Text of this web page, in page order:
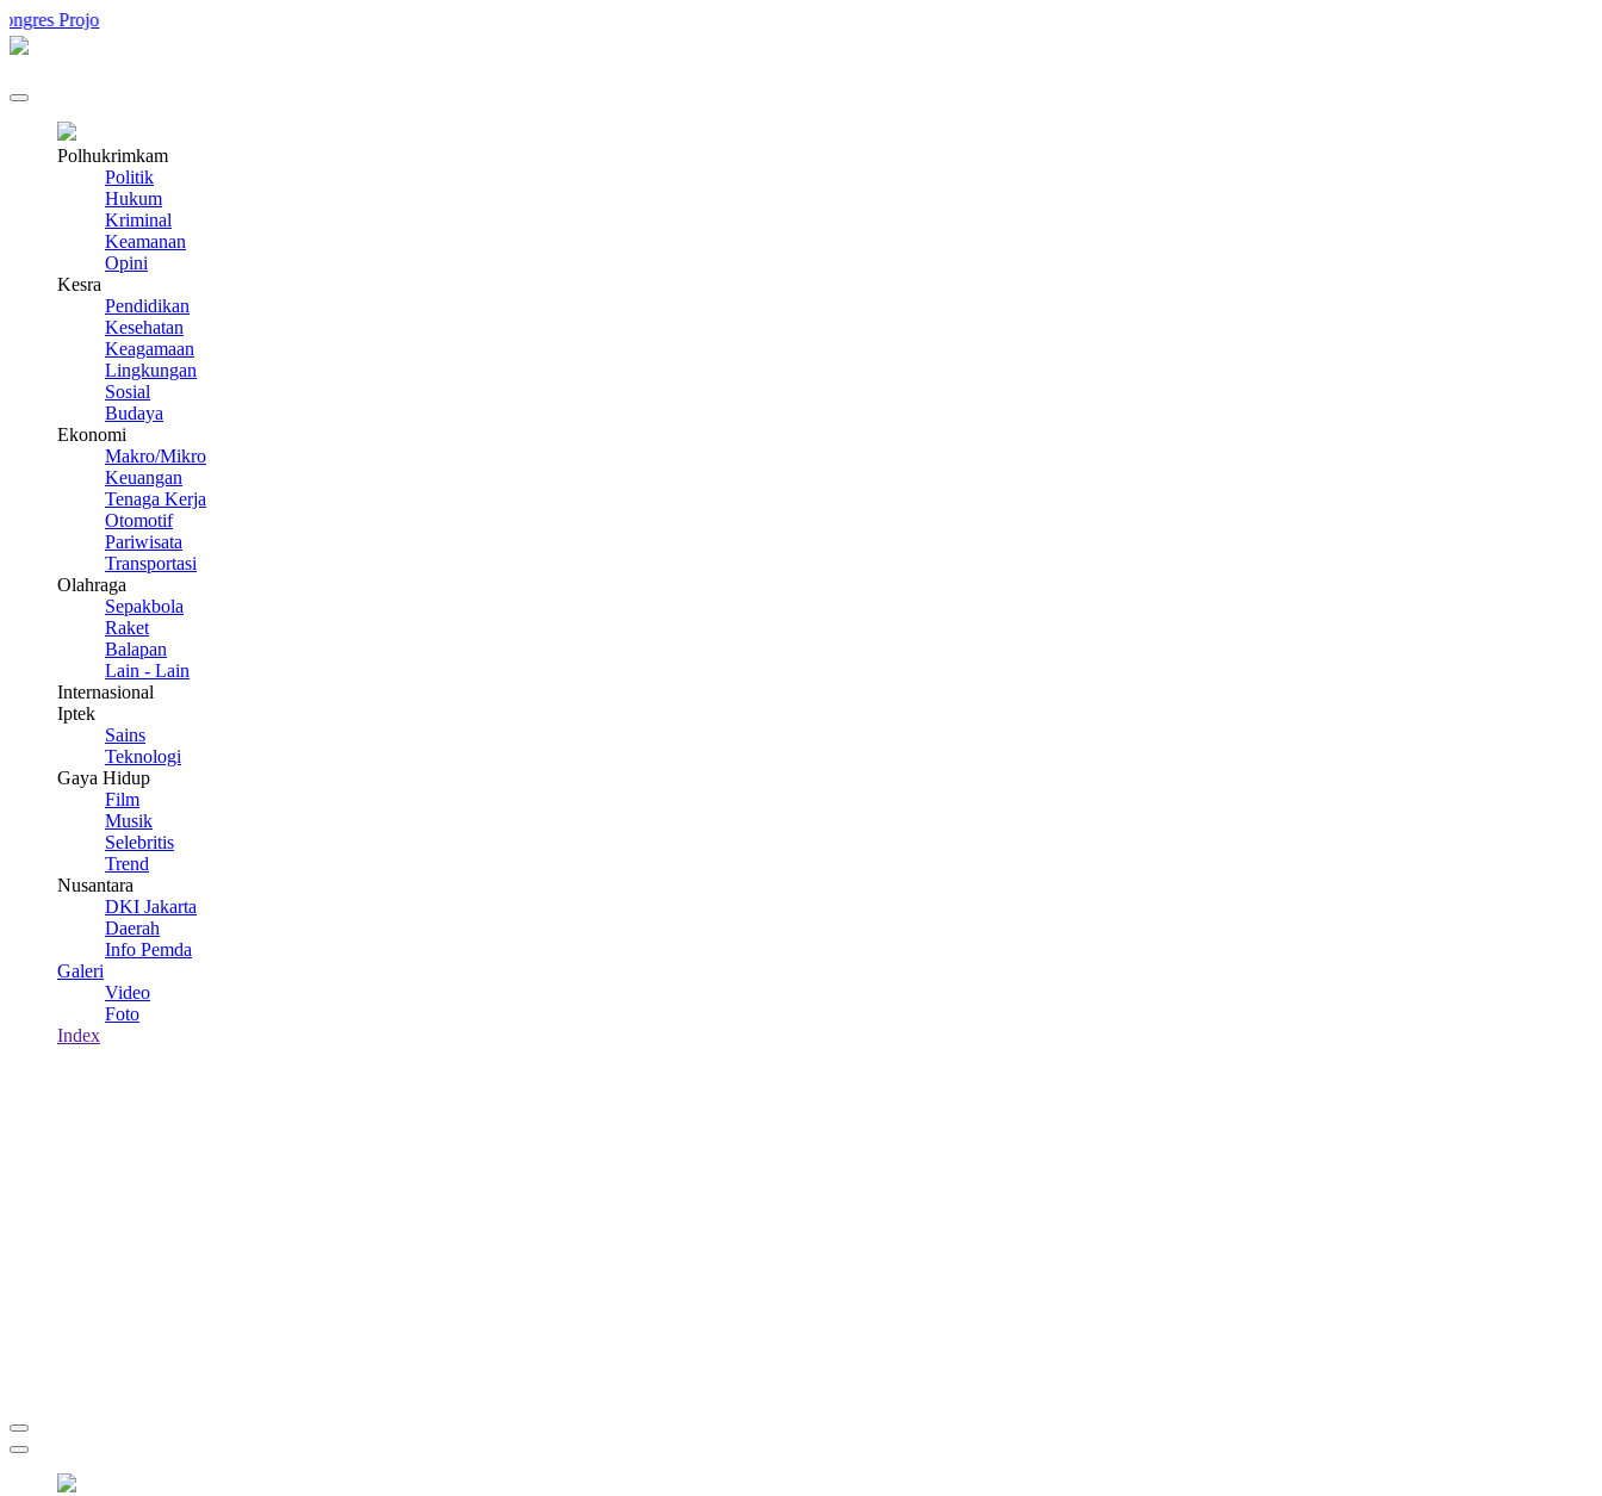
Polhukrimkam
Politik
Hukum
Kriminal
Keamanan
Opini
Kesra
Pendidikan
Kesehatan
Keagamaan
Lingkungan
Sosial
Budaya
Ekonomi
Makro/Mikro
Keuangan
Tenaga Kerja
Otomotif
Pariwisata
Transportasi
Olahraga
Sepakbola
Raket
Balapan
Lain - Lain
Internasional
Iptek
Sains
Teknologi
Gaya Hidup
Film
Musik
Selebritis
Trend
Nusantara
DKI Jakarta
Daerah
Info Pemda
Galeri
Video
Foto
Index